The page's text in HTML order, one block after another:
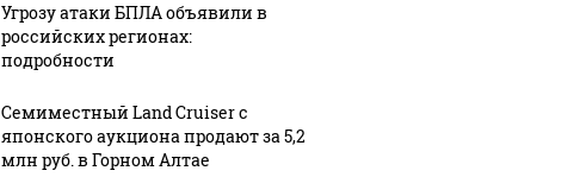
Угрозу атаки БПЛА объявили в
российских регионах:
подробности
Семиместный Land Cruiser с
японского аукциона продают за 5,2
млн руб. в Горном Алтае